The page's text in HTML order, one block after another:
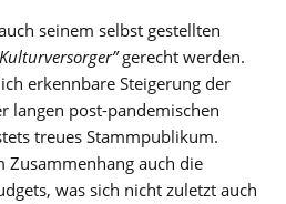
seinem selbst gestellten
gerecht werden.
erkennbare Steigerung der
langen post-pandemischen
treues Stammpublikum.
Zusammenhang auch die
was sich nicht zuletzt auch